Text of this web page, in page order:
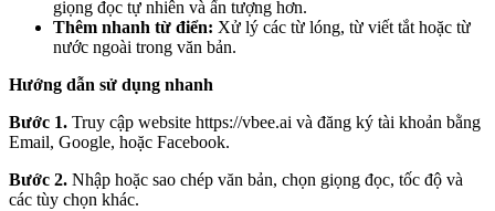
giọng đọc tự nhiên và ấn tượng hơn.
Thêm nhanh từ điển: Xử lý các từ lóng, từ viết tắt hoặc từ
nước ngoài trong văn bản.
Hướng dẫn sử dụng nhanh
Bước 1. Truy cập website https://vbee.ai và đăng ký tài khoản bằng
Email, Google, hoặc Facebook.
Bước 2. Nhập hoặc sao chép văn bản, chọn giọng đọc, tốc độ và
các tùy chọn khác.